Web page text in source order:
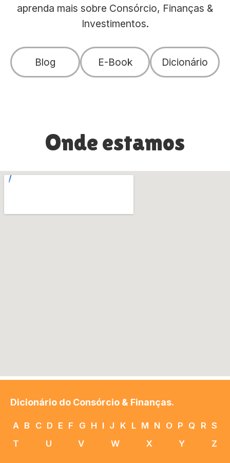
aprenda mais sobre Consórcio, Finanças &
Investimentos.
Blog E-Book Dicionário
Onde estamos
Dicionário do Consórcio & Finanças.
A B C D E F G H I J K L M N O P Q R S
T
U V W X Y Z